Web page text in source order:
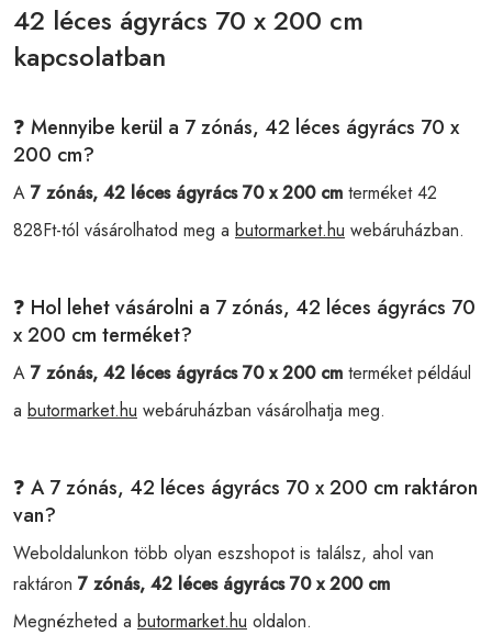
42 léces ágyrács 70 x 200 cm
kapcsolatban
❓ Mennyibe kerül a 7 zónás, 42 léces ágyrács 70 x
200 cm?
A 7 zónás, 42 léces ágyrács 70 x 200 cm terméket 42
828Ft-tól vásárolhatod meg a butormarket.hu webáruházban.
❓ Hol lehet vásárolni a 7 zónás, 42 léces ágyrács 70
x 200 cm terméket?
A 7 zónás, 42 léces ágyrács 70 x 200 cm terméket például
a butormarket.hu webáruházban vásárolhatja meg.
❓ A 7 zónás, 42 léces ágyrács 70 x 200 cm raktáron
van?
Weboldalunkon több olyan eszshopot is találsz, ahol van
raktáron 7 zónás, 42 léces ágyrács 70 x 200 cm
Megnézheted a butormarket.hu oldalon.